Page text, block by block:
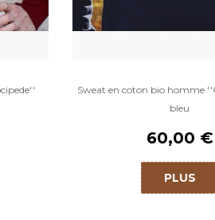
Sweat en coton bio homme
bleu
60,00 €
PLUS